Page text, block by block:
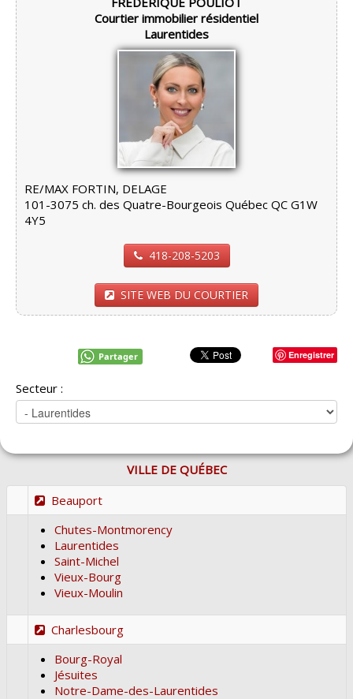
Courtier immobilier résidentiel
Laurentides
RE/MAX FORTIN, DELAGE
101-3075 ch. des Quatre-Bourgeois Québec QC G1W
4Y5
418-208-5203
SITE WEB DU COURTIER
Enregistrer
Partager
Secteur :
VILLE DE QUÉBEC
Beauport
Chutes-Montmorency
Laurentides
Saint-Michel
Vieux-Bourg
Vieux-Moulin
Charlesbourg
Bourg-Royal
Jésuites
Notre-Dame-des-Laurentides